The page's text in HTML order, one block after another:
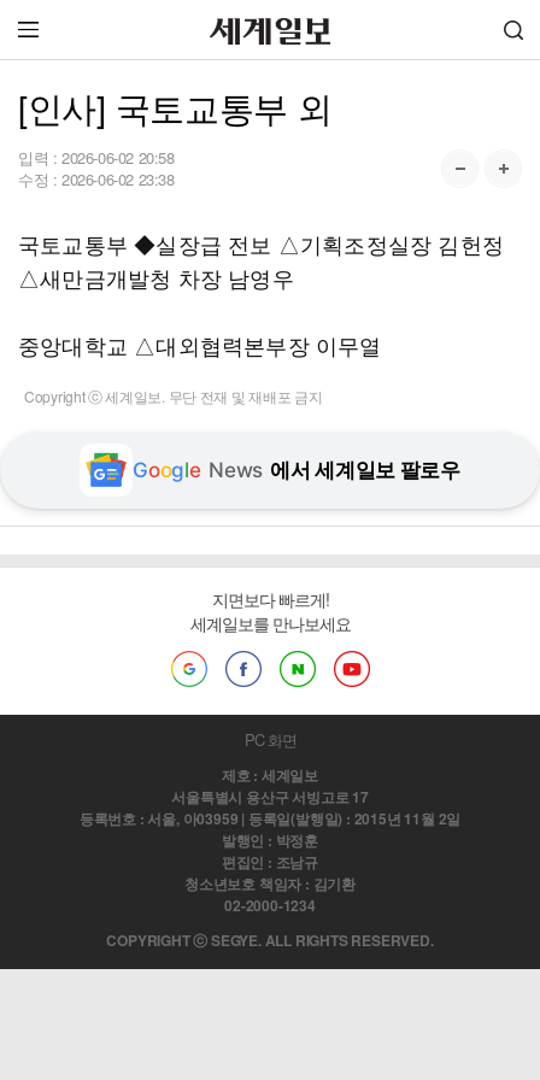
[인사] 국토교통부 외
입력 : 2026-06-02 20:58
수정 : 2026-06-02 23:38
국토교통부 ◆실장급 전보 △기획조정실장 김헌정
△새만금개발청 차장 남영우
중앙대학교 △대외협력본부장 이무열
Copyright ⓒ 세계일보. 무단 전재 및 재배포 금지
Google News 에서 세계일보 팔로우
지면보다 빠르게!
세계일보를 만나보세요
PC 화면
제호 : 세계일보
서울특별시 용산구 서빙고로 17
등록번호 : 서울, 아03959 | 등록일(발행일) : 2015년 11월 2일
발행인 : 박정훈
편집인 : 조남규
청소년보호 책임자 : 김기환
02-2000-1234
COPYRIGHT ⓒ SEGYE. ALL RIGHTS RESERVED.